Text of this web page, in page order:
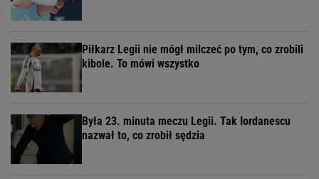
Piłkarz Legii nie mógł milczeć po tym, co zrobili
kibole. To mówi wszystko
Była 23. minuta meczu Legii. Tak Iordanescu
nazwał to, co zrobił sędzia